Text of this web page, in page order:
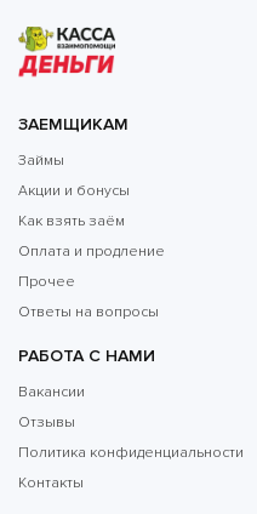
ЗАЕМЩИКАМ
Займы
Акции и бонусы
Как взять заём
Оплата и продление
Прочее
Ответы на вопросы
РАБОТА С НАМИ
Вакансии
Отзывы
Политика конфиденциальности
Контакты